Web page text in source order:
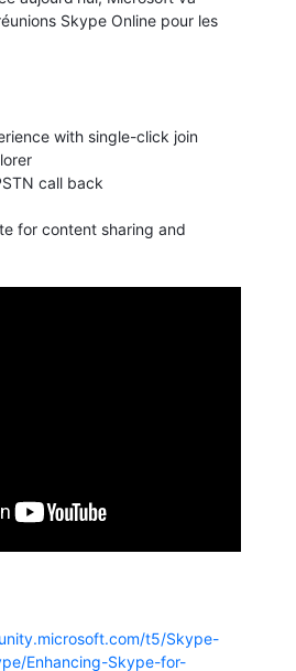
Skype Online pour les
with single-click join
call back
for content sharing and
t5/Skype-
Enhancing-Skype-for-